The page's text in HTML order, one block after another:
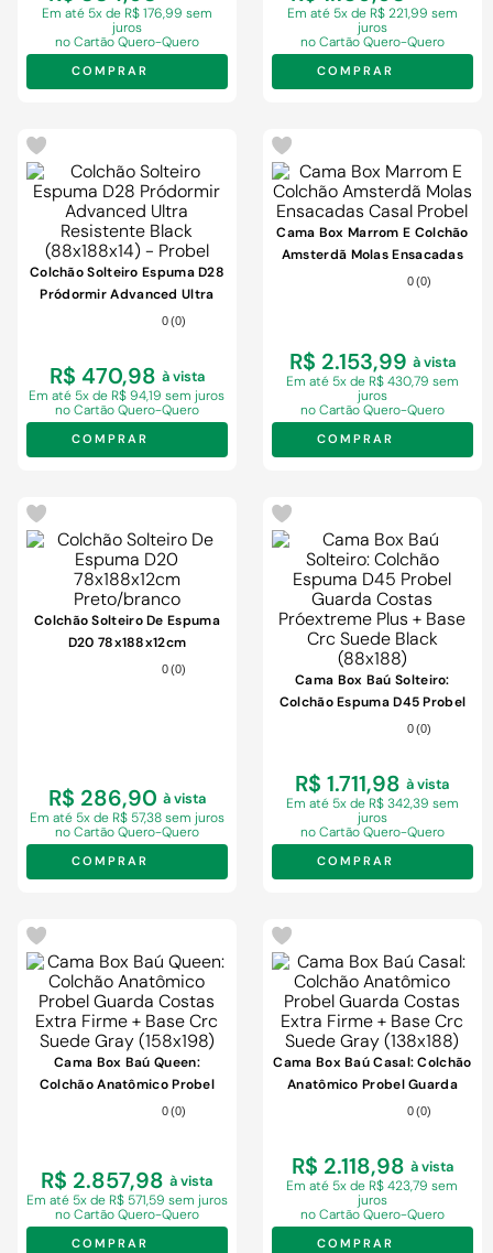
Em até 5x de R$ 176,99 sem
juros
no Cartão Quero-Quero
COMPRAR
Em até 5x de R$ 221,99 sem
juros
no Cartão Quero-Quero
COMPRAR
Colchão Solteiro Espuma D28
Pródormir Advanced Ultra
Resistente Black (88x188x14)
0 (0)
R$ 470,98 à vista
Ematé 5x de R$ 94,19 sem juros
no Cartão Quero-Quero
COMPRAR
Cama Box Marrom E Colchão
Amsterdã Molas Ensacadas
Casal Probel
0 (0)
R$ 2.153,99 à vista
Em até 5x de R$ 430,79 sem
juros
no Cartão Quero-Quero
COMPRAR
Colchão Solteiro De Espuma
D20 78x188x12cm
Preto/branco
0 (0)
R$ 286,90 à vista
Em até 5x de R$ 57,38 sem juros
no Cartão Quero-Quero
COMPRAR
Cama Box Baú Solteiro:
Colchão Espuma D45 Probel
Guarda Costas Próextreme
0 (0)
R$ 1.711,98 à vista
Em até 5x de R$ 342,39 sem
juros
no Cartão Quero-Quero
COMPRAR
Cama Box Baú Queen:
Colchão Anatômico Probel
Guarda Costas Extra Firme +
0 (0)
R$ 2.857,98 à vista
Em até 5x de R$ 571,59 sem juros
no Cartão Quero-Quero
COMPRAR
Cama Box Baú Casal: Colchão
Anatômico Probel Guarda
Costas Extra Firme + Base
0 (0)
R$ 2.118,98 à vista
Ematé 5x de R$ 423,79 sem
juros
no Cartão Quero-Quero
COMPRAR